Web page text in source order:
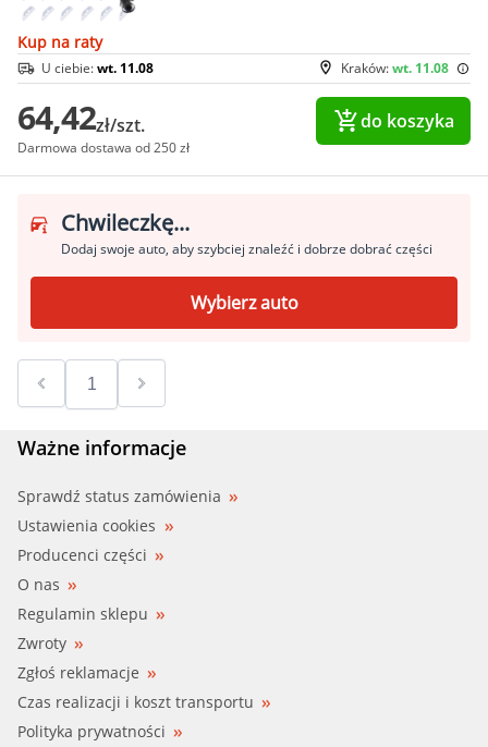
Kup na raty
Kraków:wt. 11.08
U ciebie:wt. 11.08
64,42zł/szt.
Darmowa dostawa od 250 zł
do koszyka
Chwileczkę...
Dodaj swoje auto, aby szybciej znaleźć i dobrze dobrać części
Wybierz auto
Ważne informacje
Sprawdź status zamówienia
Ustawienia cookies
Producenci części
O nas
Regulamin sklepu
Zwroty
Zgłoś reklamacje
Czas realizacji i koszt transportu
Polityka prywatności